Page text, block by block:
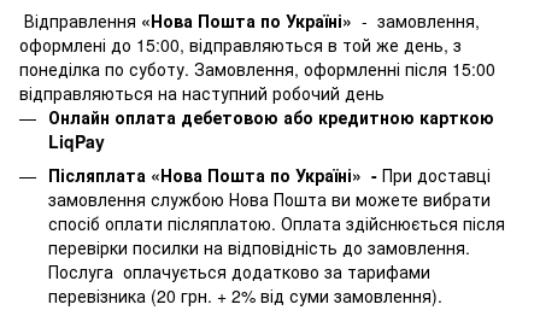
Відправлення «Нова Пошта по Україні» - замовлення,
оформлені до 15:00, відправляються в той же день, з
понеділка по суботу. Замовлення, оформленні після 15:00
відправляються на наступний робочий день
Онлайн оплата дебетовою або кредитною карткою
LiqPay
Післяплата «Нова Пошта по Україні» - При доставці
замовлення службою Нова Пошта ви можете вибрати
спосіб оплати післяплатою. Оплата здійснюється після
перевірки посилки на відповідність до замовлення.
Послуга оплачується додатково за тарифами
перевізника (20 грн. + 2% від суми замовлення).